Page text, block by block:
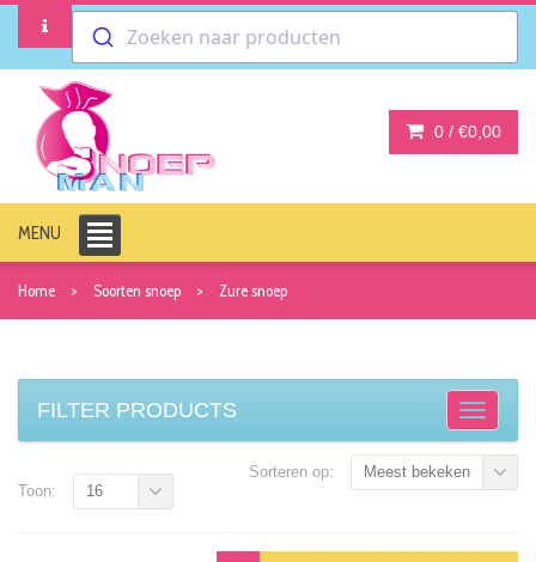
Zoeken naar producten
0 / €0,00
MENU
Home Soorten snoep Zure snoep
FILTER PRODUCTS
Sorteren op: Meest bekeken
Toon: 16